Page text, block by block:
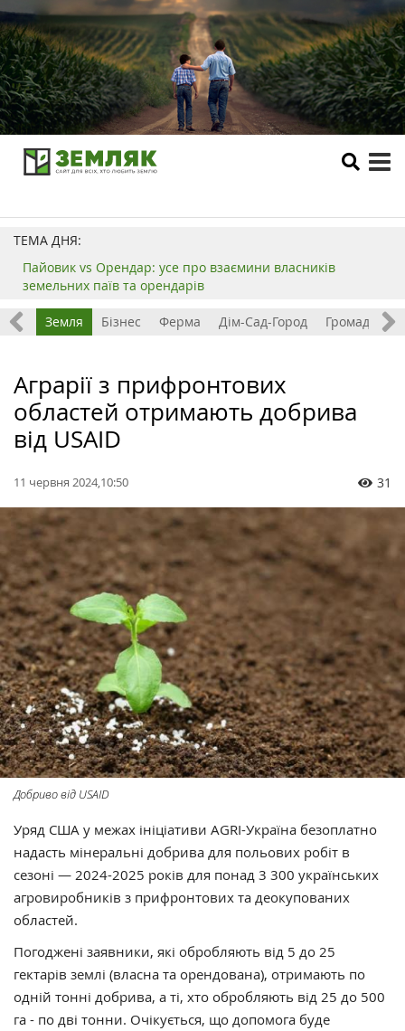
ТЕМА ДНЯ:
Пайовик vs Орендар: усе про взаємини власників
земельних паїв та орендарів
Все Земля Бізнес Ферма Дім-Сад-Город Громада
Аграрії з прифронтових
областей отримають добрива
від USAID
11 червня 2024,10:50 31
Добриво від USAID
Уряд США у межах ініціативи AGRI-Україна безоплатно
надасть мінеральні добрива для польових робіт в
сезоні — 2024-2025 років для понад 3 300 українських
агровиробників з прифронтових та деокупованих
областей.
Погоджені заявники, які обробляють від 5 до 25
гектарів землі (власна та орендована), отримають по
одній тонні добрива, а ті, хто обробляють від 25 до 500
га - по дві тонни. Очікується, що допомога буде